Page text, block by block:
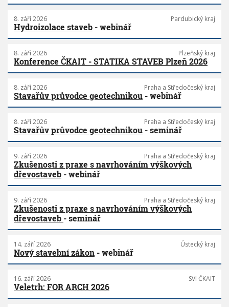
8. září 2026 Pardubický kraj
Hydroizolace staveb - webinář
8. září 2026 Plzeňský kraj
Konference ČKAIT - STATIKA STAVEB Plzeň 2026
8. září 2026 Praha a Středočeský kraj
Stavařův průvodce geotechnikou - webinář
8. září 2026 Praha a Středočeský kraj
Stavařův průvodce geotechnikou - seminář
9. září 2026 Praha a Středočeský kraj
Zkušenosti z praxe s navrhováním výškových
dřevostaveb - webinář
9. září 2026 Praha a Středočeský kraj
Zkušenosti z praxe s navrhováním výškových
dřevostaveb - seminář
14. září 2026 Ústecký kraj
Nový stavební zákon - webinář
16. září 2026 SVI ČKAIT
Veletrh: FOR ARCH 2026